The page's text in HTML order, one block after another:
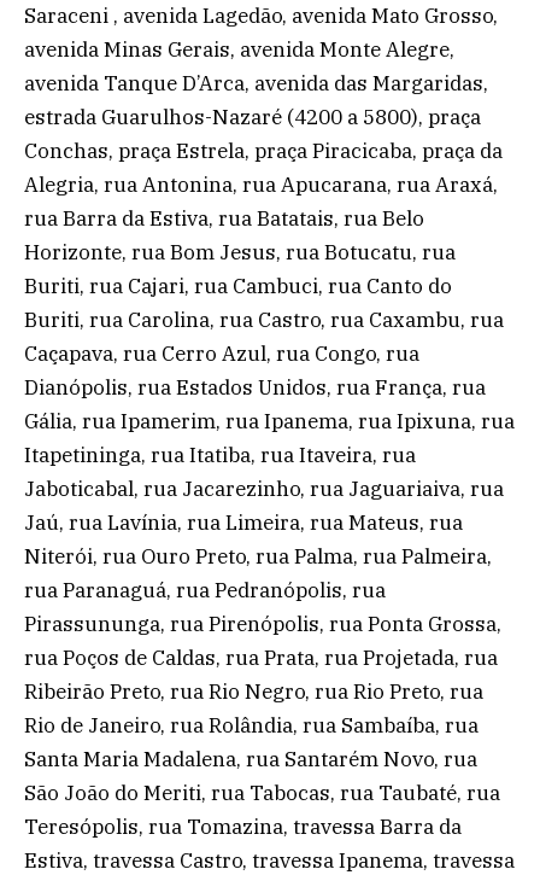
Saraceni , avenida Lagedão, avenida Mato Grosso,
avenida Minas Gerais, avenida Monte Alegre,
avenida Tanque D’Arca, avenida das Margaridas,
estrada Guarulhos-Nazaré (4200 a 5800), praça
Conchas, praça Estrela, praça Piracicaba, praça da
Alegria, rua Antonina, rua Apucarana, rua Araxá,
rua Barra da Estiva, rua Batatais, rua Belo
Horizonte, rua Bom Jesus, rua Botucatu, rua
Buriti, rua Cajari, rua Cambuci, rua Canto do
Buriti, rua Carolina, rua Castro, rua Caxambu, rua
Caçapava, rua Cerro Azul, rua Congo, rua
Dianópolis, rua Estados Unidos, rua França, rua
Gália, rua Ipamerim, rua Ipanema, rua Ipixuna, rua
Itapetininga, rua Itatiba, rua Itaveira, rua
Jaboticabal, rua Jacarezinho, rua Jaguariaiva, rua
Jaú, rua Lavínia, rua Limeira, rua Mateus, rua
Niterói, rua Ouro Preto, rua Palma, rua Palmeira,
rua Paranaguá, rua Pedranópolis, rua
Pirassununga, rua Pirenópolis, rua Ponta Grossa,
rua Poços de Caldas, rua Prata, rua Projetada, rua
Ribeirão Preto, rua Rio Negro, rua Rio Preto, rua
Rio de Janeiro, rua Rolândia, rua Sambaíba, rua
Santa Maria Madalena, rua Santarém Novo, rua
São João do Meriti, rua Tabocas, rua Taubaté, rua
Teresópolis, rua Tomazina, travessa Barra da
Estiva, travessa Castro, travessa Ipanema, travessa